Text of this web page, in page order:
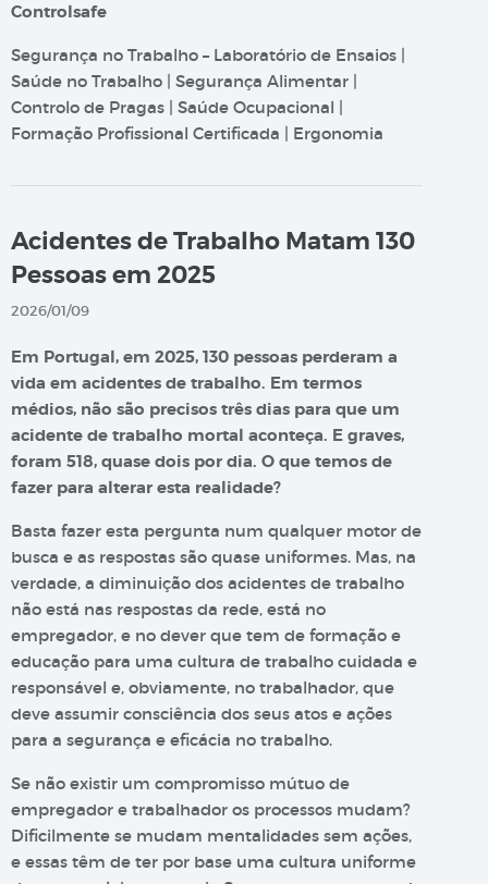
Controlsafe
Segurança no Trabalho – Laboratório de Ensaios |
Saúde no Trabalho | Segurança Alimentar |
Controlo de Pragas | Saúde Ocupacional |
Formação Profissional Certificada | Ergonomia
Acidentes de Trabalho Matam 130
Pessoas em 2025
2026/01/09
Em Portugal, em 2025, 130 pessoas perderam a
vida em acidentes de trabalho. Em termos
médios, não são precisos três dias para que um
acidente de trabalho mortal aconteça. E graves,
foram 518, quase dois por dia. O que temos de
fazer para alterar esta realidade?
Basta fazer esta pergunta num qualquer motor de
busca e as respostas são quase uniformes. Mas, na
verdade, a diminuição dos acidentes de trabalho
não está nas respostas da rede, está no
empregador, e no dever que tem de formação e
educação para uma cultura de trabalho cuidada e
responsável e, obviamente, no trabalhador, que
deve assumir consciência dos seus atos e ações
para a segurança e eficácia no trabalho.
Se não existir um compromisso mútuo de
empregador e trabalhador os processos mudam?
Dificilmente se mudam mentalidades sem ações,
e essas têm de ter por base uma cultura uniforme